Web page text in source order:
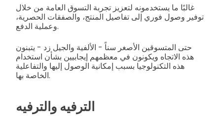
غالبًا ما يستخدمونه لتعزيز تجربة التسوق العامة من خلال
توفير وصول فوري إلى تفاصيل المنتج، والصفقات الحصرية،
وعملية الدفع.
حتى المتسوقين الأصغر سناً - الألفية والجيل زد - يتبنون
هذه الاتجاه ويكونون في معظمهم إيجابيين بشأن استخدام
هذه التكنولوجيا بسبب إمكانية الوصول إليها والتفاعلية
الخاصة بها.
الترفيه والترفيه